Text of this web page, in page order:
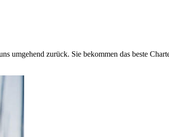
umgehend zurück. Sie bekommen das beste